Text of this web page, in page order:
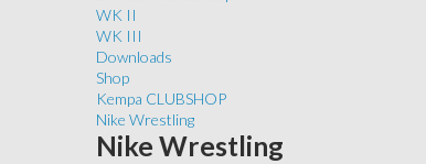
WK II
WK III
Downloads
Shop
Kempa CLUBSHOP
Nike Wrestling
Nike Wrestling